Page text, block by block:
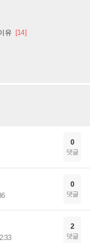
유 [14]
0
댓글
0
댓글
2
댓글